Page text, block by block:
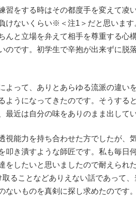
をする時はその都度手を変えて凌
けないくらい※＜注1＞だと思いま
んと立場を弁えて相手を尊重する
のです。初学生で辛抱が出来ずに
って、ありとあらゆる流派の違い
うになってきたのです。そうする
近は自分の味をありのまま出して
能力を持ち合わせた方でしたが、
叩き潰すような師匠です。私も毎
したいと思いましたので耐えられ
ることなどありえない話であって
いものを真剣に探し求めたのです